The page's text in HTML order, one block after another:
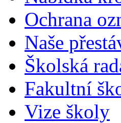
Ochrana
Naše
Školská
Fakultní
Vize školy